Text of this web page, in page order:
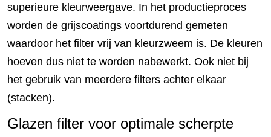
superieure kleurweergave. In het productieproces
worden de grijscoatings voortdurend gemeten
waardoor het filter vrij van kleurzweem is. De kleuren
hoeven dus niet te worden nabewerkt. Ook niet bij
het gebruik van meerdere filters achter elkaar
(stacken).
Glazen filter voor optimale scherpte